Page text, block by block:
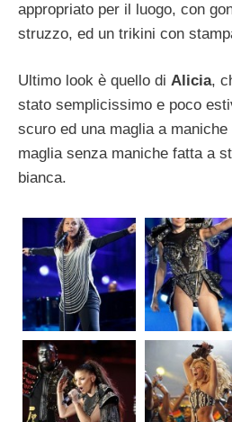
appropriato per il luogo, con
struzzo, ed un trikini con
Ultimo look è quello di Alicia,
stato semplicissimo e poco
scuro ed una maglia a
maglia senza maniche fatta a
bianca.